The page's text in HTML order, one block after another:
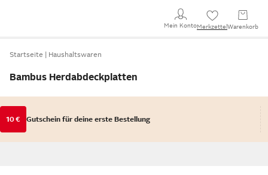
Mein KontoMerkzettel Warenkorb
Startseite Haushaltswaren
Bambus Herdabdeckplatten
10 € Gutschein für deine erste Bestellung